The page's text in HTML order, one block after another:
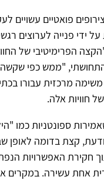
פואטיים עשויים
ידי פנייה לערוצים
הפרימיטיבי של
"ממש כפי שקשה
משימה מרכזית עבורו
חוויות אלה.
ספונטניות כמו
קצת בדומה לאופן
חקירת האפשרויות
אחת עשירה. במקרים